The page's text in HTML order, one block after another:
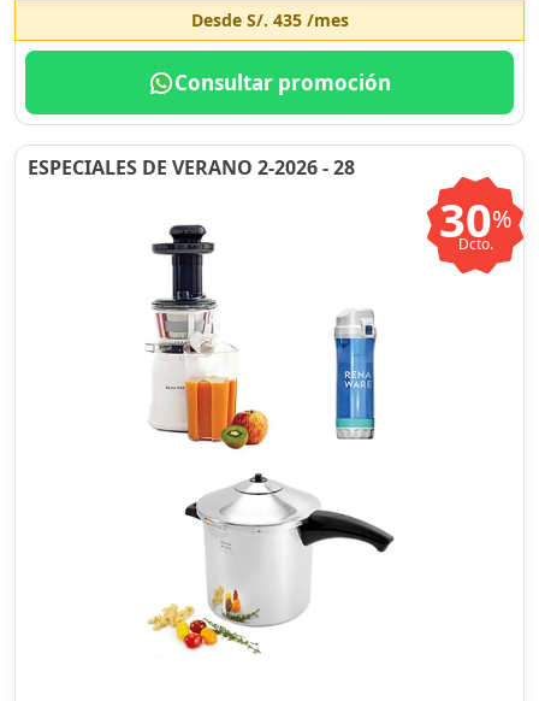
Desde S/. 435/mes
Consultar promoción
ESPECIALES DE VERANO 2-2026 - 28
30%
Dcto.